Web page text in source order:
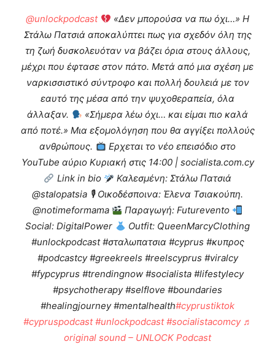
@unlockpodcast
«Δεν μπορούσα να πω όχι…» Η
Στάλω Πατσιά αποκαλύπτει πως για σχεδόν όλη της
τη ζωή δυσκολευόταν να βάζει όρια στους άλλους,
μέχρι που έφτασε στον πάτο. Μετά από μια σχέση με
ναρκισσιστικό σύντροφο και πολλή δουλειά με τον
εαυτό της μέσα από την ψυχοθεραπεία, όλα
άλλαξαν.
«Σήμερα λέω όχι… και είμαι πιο καλά
από ποτέ.» Μια εξομολόγηση που θα αγγίξει πολλούς
ανθρώπους.
Eρχεται το νέο επεισόδιο στο
YouTube αύριο Κυριακή στις 14:00 | socialista.com.cy
Link in bio
Καλεσμένη: Στάλω Πατσιά
@stalopatsia 🎙 Οικοδέσποινα: Έλενα Τσιακούπη.
@notimeformama
Παραγωγή: Futurevento
Social: DigitalPower
Outfit: QueenMarcyClothing
#unlockpodcast #σταλωπατσια #cyprus #κυπρος
#podcastcy #greekreels #reelscyprus #viralcy
#fypcyprus #trendingnow #socialista #lifestylecy
#psychotherapy #selflove #boundaries
#healingjourney #mentalhealth#cyprustiktok
#cypruspodcast #unlockpodcast #socialistacomcy ♬
original sound – UNLOCK Podcast